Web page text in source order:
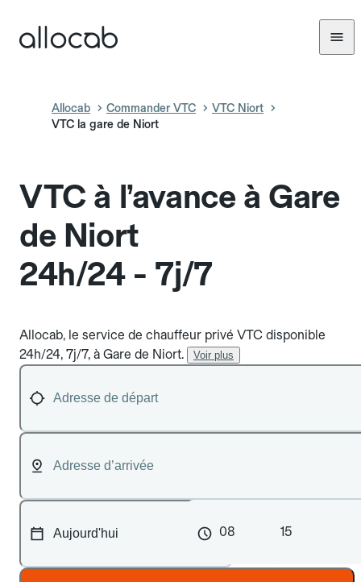
Allocab Commander VTC
VTC Niort
VTC la gare de Niort
VTC à l’avance à Gare
de Niort
24h/24 - 7j/7
Allocab, le service de chauffeur privé VTC disponible
24h/24, 7j/7, à Gare de Niort.
Voir plus
08 15